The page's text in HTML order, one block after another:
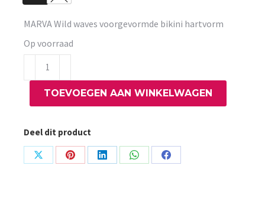
MARVA Wild waves voorgevormde bikini hartvorm
Op voorraad
MARVA
Wild
waves
bikini
hartvorm
aantal
TOEVOEGEN AAN WINKELWAGEN
Deel dit product
Share
Share
Share
Share
Share